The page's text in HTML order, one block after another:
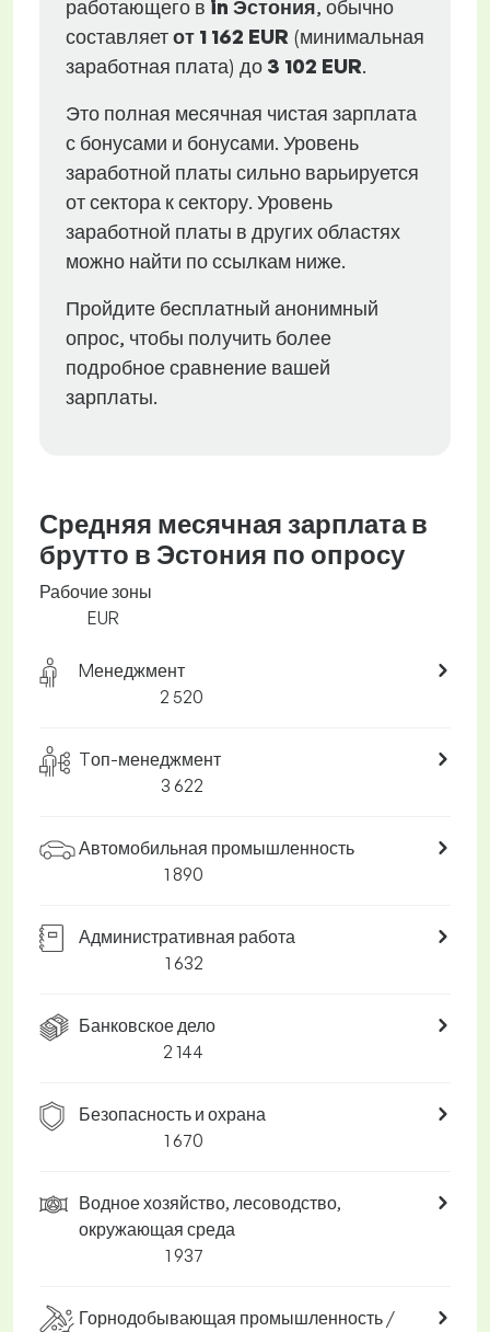
работающего в in Эстония, обычно
составляетот 1 162 EUR (минимальная
заработная плата) до 3 102 EUR.
Это полная месячная чистая зарплата
с бонусами и бонусами. Уровень
заработной платы сильно варьируется
от сектора к сектору. Уровень
заработной платы в других областях
можно найти по ссылкам ниже.
Пройдите бесплатный анонимный
опрос, чтобы получить более
подробное сравнение вашей
зарплаты.
Средняя месячная зарплата в
брутто в Эстония по опросу
Рабочие зоны
EUR
Mенеджмент
2 520
Tоп-менеджмент
3 622
Автомобильная промышленность
1 890
Административная работа
1 632
Банковское дело
2 144
Безопасность и охрана
1 670
Водное хозяйство, лесоводство,
окружающая среда
1 937
Горнодобывающая промышленность /